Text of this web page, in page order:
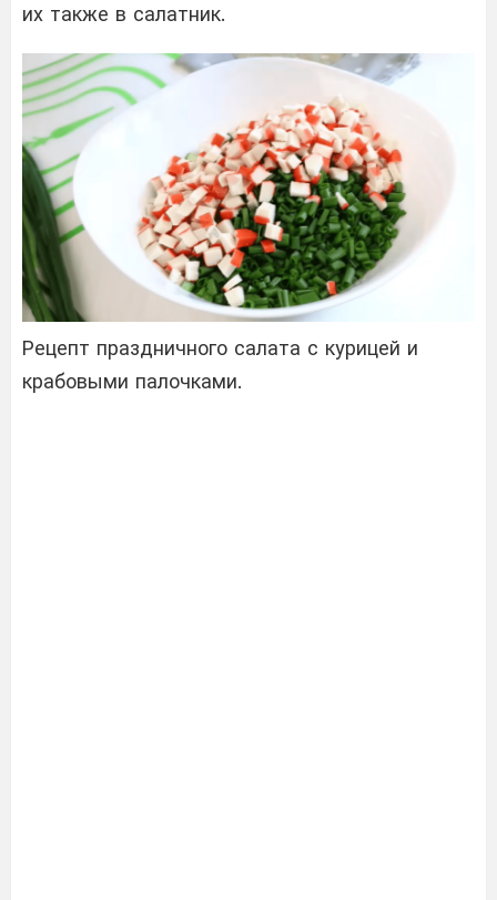
их также в салатник.
Рецепт праздничного салата с курицей и
крабовыми палочками.